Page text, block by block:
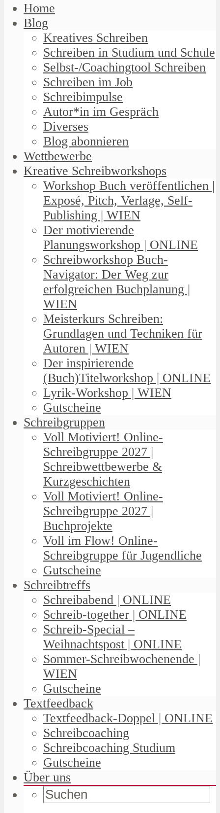
Home
Blog
Kreatives Schreiben
Schreiben in Studium und Schule
Selbst-/Coachingtool Schreiben
Schreiben im Job
Schreibimpulse
Autor*in im Gespräch
Diverses
Blog abonnieren
Wettbewerbe
Kreative Schreibworkshops
Workshop Buch veröffentlichen |
Exposé, Pitch, Verlage, Self-
Publishing | WIEN
Der motivierende
Planungsworkshop | ONLINE
Schreibworkshop Buch-
Navigator: Der Weg zur
erfolgreichen Buchplanung |
WIEN
Meisterkurs Schreiben:
Grundlagen und Techniken für
Autoren | WIEN
Der inspirierende
(Buch)Titelworkshop | ONLINE
Lyrik-Workshop | WIEN
Gutscheine
Schreibgruppen
Voll Motiviert! Online-
Schreibgruppe 2027 |
Schreibwettbewerbe &
Kurzgeschichten
Voll Motiviert! Online-
Schreibgruppe 2027 |
Buchprojekte
Voll im Flow! Online-
Schreibgruppe für Jugendliche
Gutscheine
Schreibtreffs
Schreibabend | ONLINE
Schreib-together | ONLINE
Schreib-Special –
Weihnachtspost | ONLINE
Sommer-Schreibwochenende |
WIEN
Gutscheine
Textfeedback
Textfeedback-Doppel | ONLINE
Schreibcoaching
Schreibcoaching Studium
Gutscheine
Über uns